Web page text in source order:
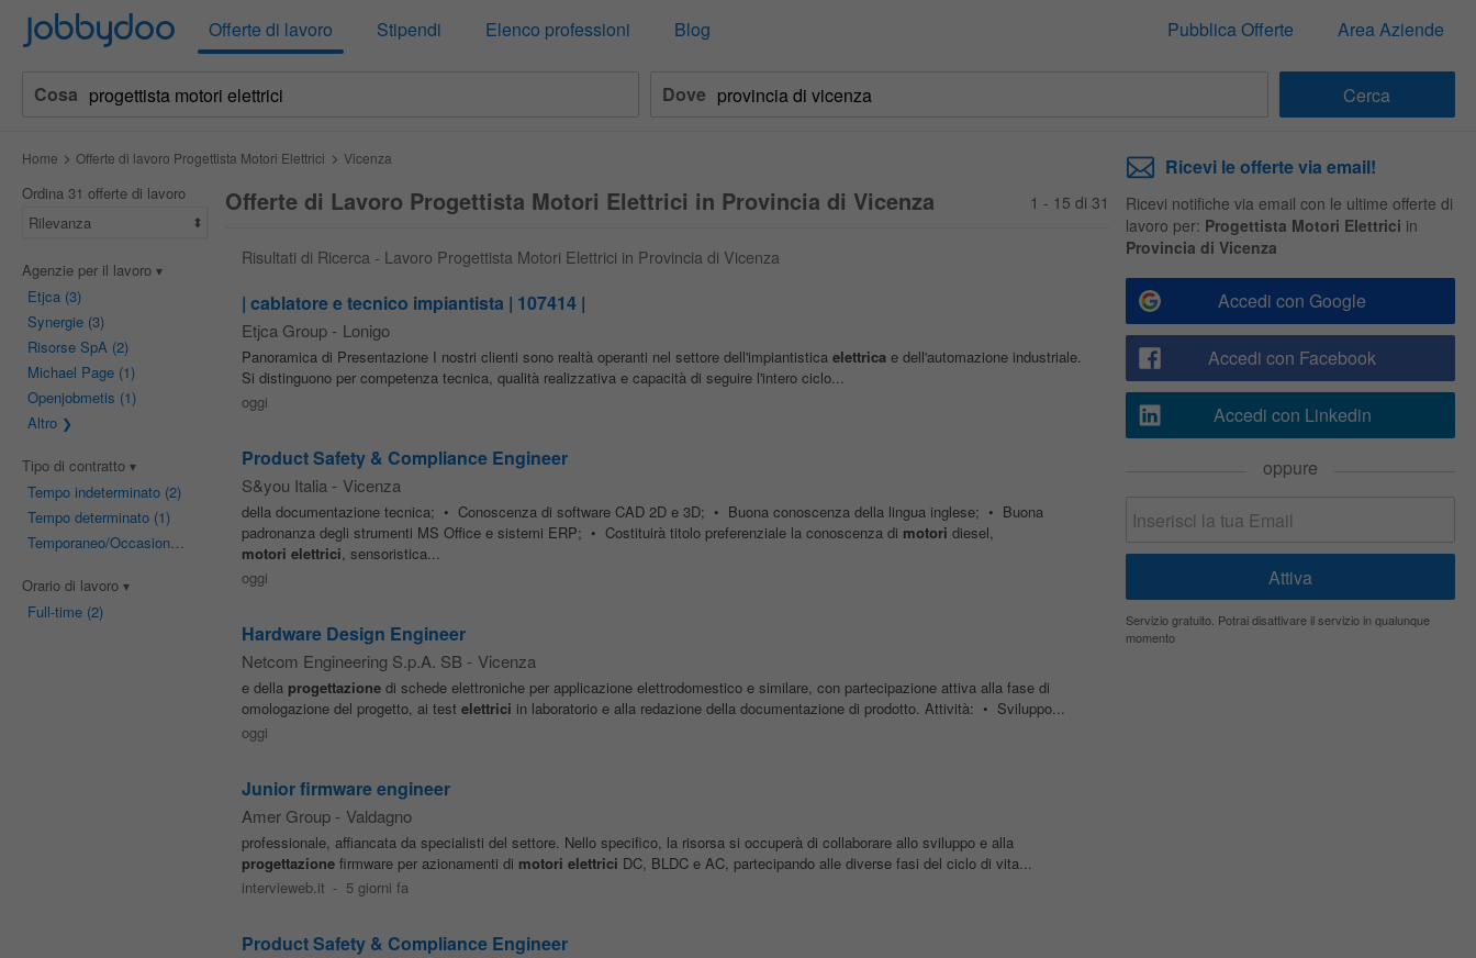
Jobbydoo Offerte di lavoro Stipendi Elenco professioni Blog Pubblica Offerte Area Aziende
Cosa Dove
Home Offerte di lavoro Progettista Motori Elettrici Vicenza
Ordina 31 offerte di lavoro
Rilevanza
Agenzie per il lavoro
Etjca(3)
Synergie(3)
Risorse SpA(2)
Michael Page(1)
Openjobmetis (1)
Altro
Tipo di contratto
Tempo indeterminato(2)
Tempo determinato(1)
Temporaneo/Occasionale
Orario di lavoro
Full-time(2)
Offerte di Lavoro Progettista Motori Elettrici in Provincia di Vicenza 1 - 15 di 31
Risultati di Ricerca - Lavoro Progettista Motori Elettrici in Provincia di Vicenza
| cablatore e tecnico impiantista | 107414 |
Etjca Group - Lonigo
Panoramica di Presentazione I nostri clienti sono realtà operanti nel settore dell'impiantistica elettricae dell'automazione industriale.
Si distinguono per competenza tecnica, qualità realizzativa e capacità di seguire l'intero ciclo...
oggi
Product Safety & Compliance Engineer
S&you Italia - Vicenza
della documentazione tecnica; • Conoscenza di software CAD 2D e 3D; • Buona conoscenza della lingua inglese; • Buona
padronanza degli strumenti MS Office e sistemi ERP; • Costituirà titolo preferenziale la conoscenza di motori diesel,
motori elettrici, sensoristica...
oggi
Hardware Design Engineer
Netcom Engineering S.p.A. SB - Vicenza
e della progettazionedi schede elettroniche per applicazione elettrodomestico e similare, con partecipazione attiva alla fase di
omologazione del progetto, ai test elettrici in laboratorio e alla redazione della documentazione di prodotto. Attività: • Sviluppo...
oggi
Junior firmware engineer
Amer Group - Valdagno
professionale, affiancata da specialisti del settore. Nello specifico, la risorsa si occuperà di collaborare allo sviluppo e alla
progettazionefirmware per azionamenti di motori elettrici DC, BLDC e AC, partecipando alle diverse fasi del ciclo di vita...
intervieweb.it - 5 giorni fa
Product Safety & Compliance Engineer
Ricevi le offerte via email!
Ricevi notifiche via email con le ultime offerte di
lavoro per: Progettista Motori Elettrici in
Provincia di Vicenza
Accedi con Google
Accedi con Facebook
Accedi con Linkedin
oppure
Servizio gratuito. Potrai disattivare il servizio in qualunque
momento